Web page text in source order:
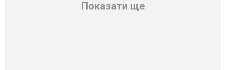
Показати ще